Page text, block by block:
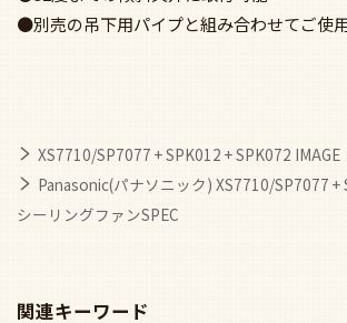
シーリングファンSPEC
パナソニック／Panasonic